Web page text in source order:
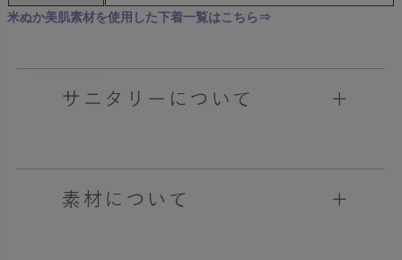
米ぬか美肌素材を使用した下着一覧はこちら⇒